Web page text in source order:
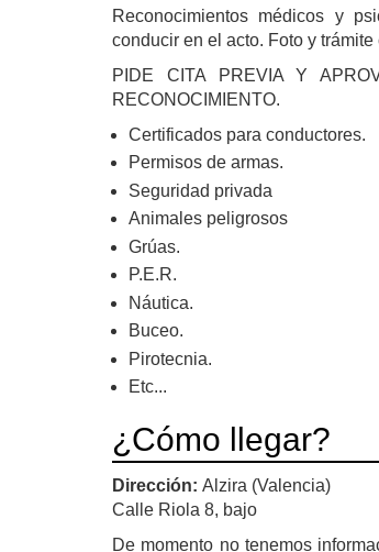
Reconocimientos médicos y
conducir en el acto. Foto y
PIDE CITA PREVIA Y
RECONOCIMIENTO.
Certificados para conductores.
Permisos de armas.
Seguridad privada
Animales peligrosos
Grúas.
P.E.R.
Náutica.
Buceo.
Pirotecnia.
Etc...
¿Cómo llegar?
Dirección: Alzira (Valencia)
Calle Riola 8, bajo
De momento no tenemos